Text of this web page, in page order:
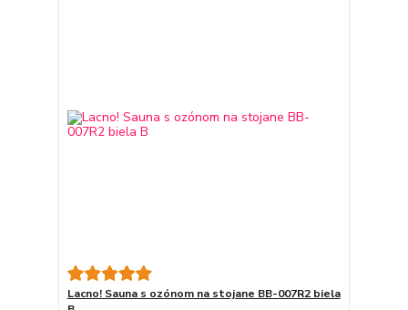
Lacno! Sauna s ozónom na stojane BB-007R2 biela